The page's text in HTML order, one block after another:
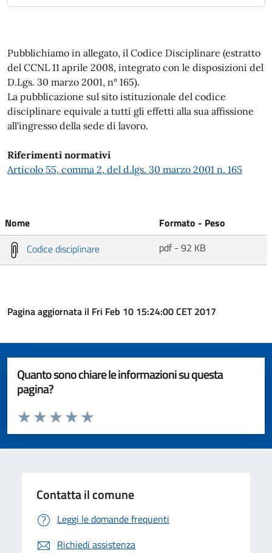
Pubblichiamo in allegato, il Codice Disciplinare (estratto
del CCNL 11 aprile 2008, integrato con le disposizioni del
D.Lgs. 30 marzo 2001, n° 165).
La pubblicazione sul sito istituzionale del codice
disciplinare equivale a tutti gli effetti alla sua affissione
all'ingresso della sede di lavoro.
Riferimenti normativi
Articolo 55, comma 2, del d.lgs. 30 marzo 2001 n. 165
Nome
Formato - Peso
Codice disciplinare
pdf - 92 KB
Pagina aggiornata il Fri Feb 10 15:24:00 CET 2017
Quanto sono chiare le informazioni su questa
pagina?
Valuta da 1 a 5 stelle la pagina
Valuta 5 stelle su 5
Valuta 4 stelle su 5
Valuta 3 stelle su 5
Valuta 2 stelle su 5
Valuta 1 stelle su 5
Contatta il comune
Leggi le domande frequenti
Richiedi assistenza